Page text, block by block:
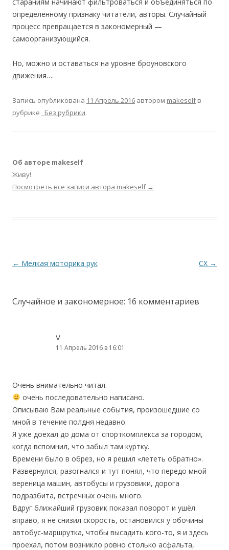
определенному признаку читатели, авторы. Случайный
процесс превращается в закономерный —
самоорганизующийся.
Но, можно и оставаться на уровне броуновского
движения….
Запись опубликована 11 Апрель 2016 автором makeselfв
рубрике
_Без рубрики.
Об авторе makeself
Живу!
Посмотреть все записи автора makeself →
Навигация по записям
← Мелкая моторика рук СХ →
Случайное и закономерное: 16 комментариев
V
11 Апрель 2016 в 16:01
Очень внимательно читал.
очень последовательно написано.
Описываю Вам реальные события, произошедшие со
мной в течение полдня недавно.
Я уже доехал до дома от спорткомплекса за городом,
когда вспомнил, что забыл там куртку.
Времени было в обрез, но я решил «лететь обратно».
Развернулся, разогнался и тут понял, что передо мной
вереница машин, автобусы и грузовики, дорога
подразбита, встречных очень много.
Вдруг ближайший грузовик показал поворот и ушёл
вправо, я не снизил скорость, остановился у обочины
автобус-маршрутка, чтобы высадить кого-то, я и здесь
проехал, потом возникло ровно столько асфальта,